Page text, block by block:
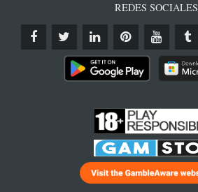
REDES SOCIALES